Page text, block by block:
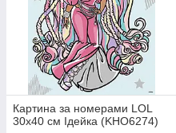
Картина за номерами LOL
30х40 см Ідейка (KHO6274)